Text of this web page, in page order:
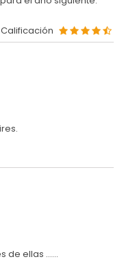
Calificación
de ellas ......